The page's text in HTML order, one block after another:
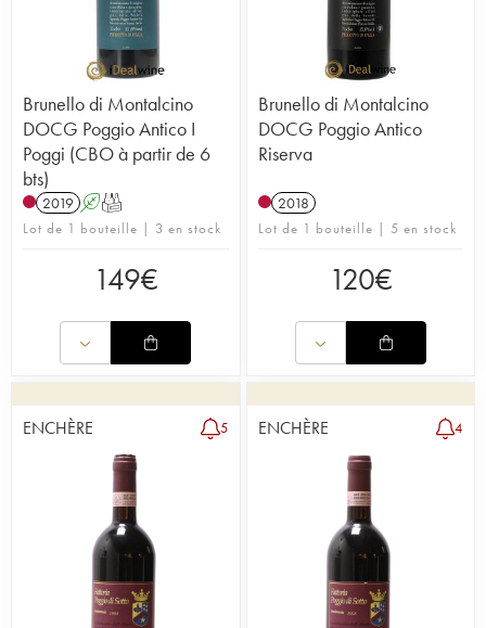
Brunello di Montalcino
DOCG Poggio Antico I
Poggi (CBO à partir de 6
bts)
2019 AT
Lot de 1 bouteille | 3 en stock
149€
Brunello di Montalcino
DOCG Poggio Antico
Riserva
2018
Lot de 1 bouteille | 5 en stock
120€
ENCHÈRE 5 ENCHÈRE 4